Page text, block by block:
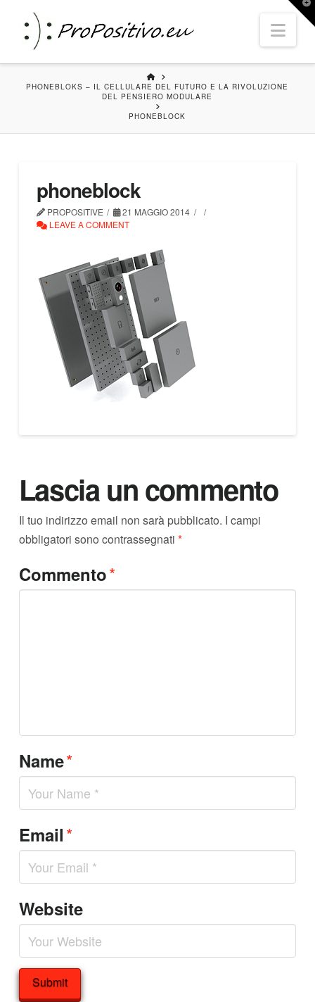
HOME
PHONEBLOKS – IL CELLULARE DEL FUTURO E LA RIVOLUZIONE
DEL PENSIERO MODULARE
PHONEBLOCK
phoneblock
PROPOSITIVE
21 MAGGIO 2014
LEAVE A COMMENT
Lascia un commento
Il tuo indirizzo email non sarà pubblicato. I campi
obbligatori sono contrassegnati *
Commento*
Name*
Email*
Website